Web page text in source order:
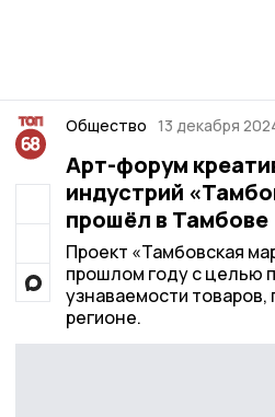
Общество 13 декабря
Арт-форум
индустрий
прошёл в Тамбове
Проект «Тамбовская
прошлом году с целью
узнаваемости товаров,
регионе.